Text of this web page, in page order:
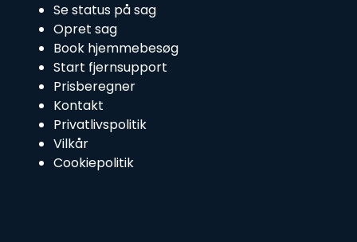
Se status på sag
Opret sag
Book hjemmebesøg
Start fjernsupport
Prisberegner
Kontakt
Privatlivspolitik
Vilkår
Cookiepolitik